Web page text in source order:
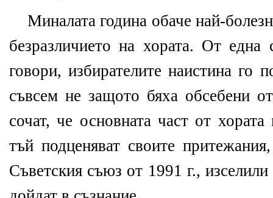
Миналата година обаче най-
безразличието на хората. От една
говори, избирателите наистина го
съвсем не защото бяха обсебени
сочат, че основната част от
тъй подценяват своите
Съветския съюз от 1991 г.,